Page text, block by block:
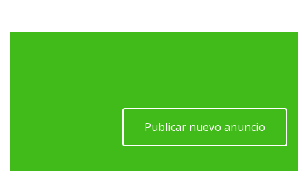
Publicar nuevo anuncio